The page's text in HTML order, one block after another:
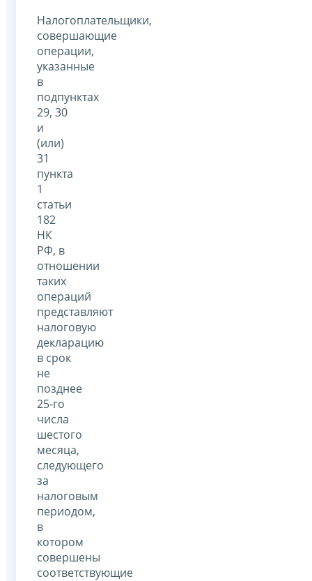
Налогоплательщики,
совершающие
операции,
указанные
в
подпунктах
29, 30
и
(или)
31
пункта
1
статьи
182
НК
РФ, в
отношении
таких
операций
представляют
налоговую
декларацию
в срок
не
позднее
25-го
числа
шестого
месяца,
следующего
за
налоговым
периодом,
в
котором
совершены
соответствующие